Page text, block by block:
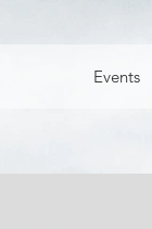
Events